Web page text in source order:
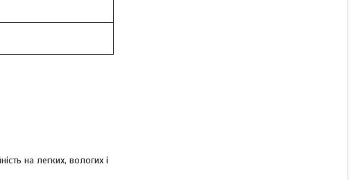
на легких, вологих і